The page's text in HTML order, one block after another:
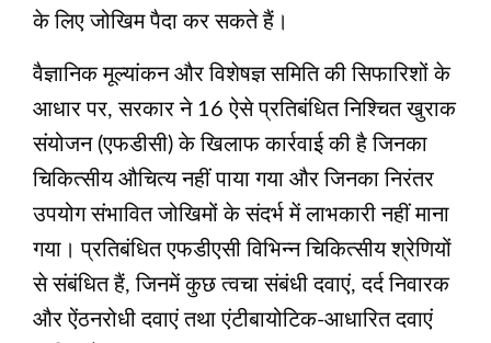
के लिए जोखिम पैदा कर सकते हैं।
वैज्ञानिक मूल्यांकन और विशेषज्ञ समिति की सिफारिशों के
आधार पर, सरकार ने 16 ऐसे प्रतिबंधित निश्चित खुराक
संयोजन (एफडीसी) के खिलाफ कार्रवाई की है जिनका
चिकित्सीय औचित्य नहीं पाया गया और जिनका निरंतर
उपयोग संभावित जोखिमों के संदर्भ में लाभकारी नहीं माना
गया। प्रतिबंधित एफडीएसी विभिन्न चिकित्सीय श्रेणियों
से संबंधित हैं, जिनमें कुछ त्वचा संबंधी दवाएं, दर्द निवारक
और ऐंठनरोधी दवाएं तथा एंटीबायोटिक-आधारित दवाएं